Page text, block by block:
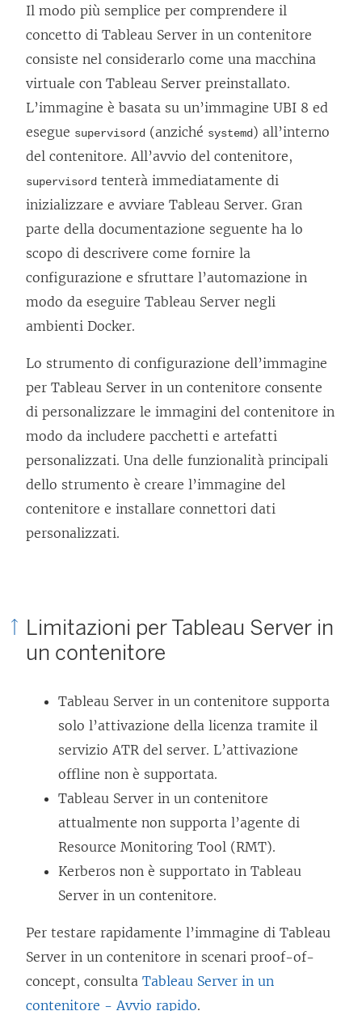
Il modo più semplice per comprendere il
concetto di Tableau Server in un contenitore
consiste nel considerarlo come una macchina
virtuale con Tableau Server preinstallato.
L’immagine è basata su un’immagine UBI 8 ed
esegue supervisord (anziché systemd) all’interno
del contenitore. All’avvio del contenitore,
supervisord tenterà immediatamente di
inizializzare e avviare Tableau Server. Gran
parte della documentazione seguente ha lo
scopo di descrivere come fornire la
configurazione e sfruttare l’automazione in
modo da eseguire Tableau Server negli
ambienti Docker.
Lo strumento di configurazione dell’immagine
per Tableau Server in un contenitore consente
di personalizzare le immagini del contenitore in
modo da includere pacchetti e artefatti
personalizzati. Una delle funzionalità principali
dello strumento è creare l’immagine del
contenitore e installare connettori dati
personalizzati.
Limitazioni per Tableau Server in
un contenitore
Tableau Server in un contenitore supporta
solo l’attivazione della licenza tramite il
servizio ATR del server. L’attivazione
offline non è supportata.
Tableau Server in un contenitore
attualmente non supporta l’agente di
Resource Monitoring Tool (RMT).
Kerberos non è supportato in Tableau
Server in un contenitore.
Per testare rapidamente l’immagine di Tableau
Server in un contenitore in scenari proof-of-
concept, consulta Tableau Server in un
contenitore - Avvio rapido.